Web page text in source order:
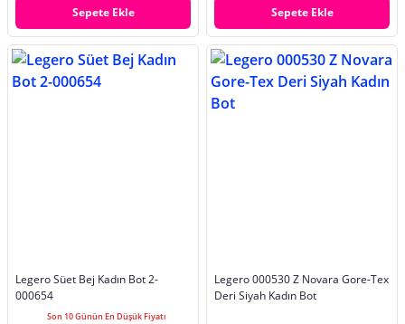
Sepete Ekle Sepete Ekle
Legero Süet Bej Kadın Bot 2-
000654
Son 10 Günün En Düşük Fiyatı
Legero 000530 Z Novara Gore-Tex
Deri Siyah Kadın Bot